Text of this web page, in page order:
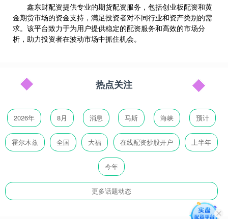
鑫东财配资提供专业的期货配资服务，包括创业板配资和黄
金期货市场的资金支持，满足投资者对不同行业和资产类别的需
求。该平台致力于为用户提供稳定的配资服务和高效的市场分
析，助力投资者在波动市场中抓住机会。
热点关注
2026年 8月 消息 马斯 海峡 预计
霍尔木兹 全国 大福 在线配资炒股开户 上半年
今年
更多话题动态